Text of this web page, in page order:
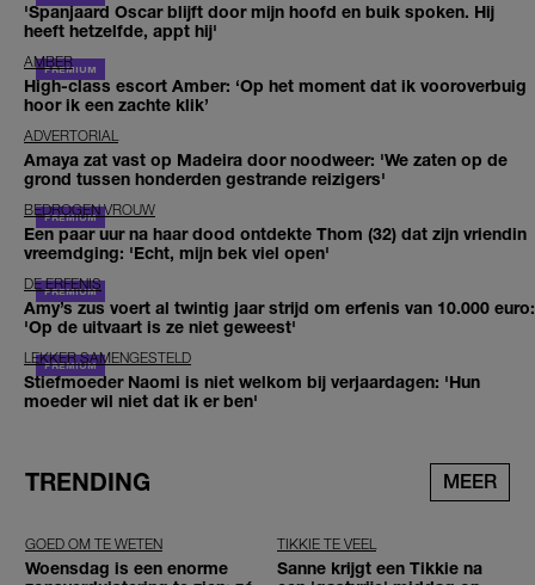
'Spanjaard Oscar blijft door mijn hoofd en buik spoken. Hij
heeft hetzelfde, appt hij'
AMBER
High-class escort Amber: ‘Op het moment dat ik vooroverbuig
hoor ik een zachte klik’
ADVERTORIAL
Amaya zat vast op Madeira door noodweer: 'We zaten op de
grond tussen honderden gestrande reizigers'
BEDROGEN VROUW
Een paar uur na haar dood ontdekte Thom (32) dat zijn vriendin
vreemdging: 'Echt, mijn bek viel open'
DE ERFENIS
Amy’s zus voert al twintig jaar strijd om erfenis van 10.000 euro:
'Op de uitvaart is ze niet geweest'
LEKKER SAMENGESTELD
Stiefmoeder Naomi is niet welkom bij verjaardagen: 'Hun
moeder wil niet dat ik er ben'
TRENDING MEER
GOED OM TE WETEN
Woensdag is een enorme
TIKKIE TE VEEL
Sanne krijgt een Tikkie na